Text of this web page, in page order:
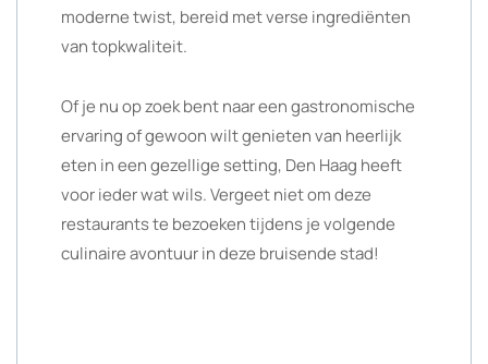
moderne twist, bereid met verse ingrediënten
van topkwaliteit.
Of je nu op zoek bent naar een gastronomische
ervaring of gewoon wilt genieten van heerlijk
eten in een gezellige setting, Den Haag heeft
voor ieder wat wils. Vergeet niet om deze
restaurants te bezoeken tijdens je volgende
culinaire avontuur in deze bruisende stad!